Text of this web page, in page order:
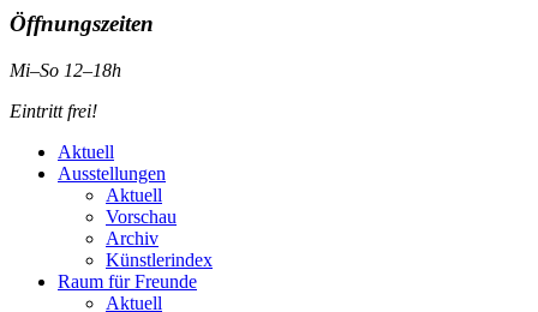
Öffnungszeiten
Mi–So 12–18h
Eintritt frei!
Aktuell
Ausstellungen
Aktuell
Vorschau
Archiv
Künstlerindex
Raum für Freunde
Aktuell